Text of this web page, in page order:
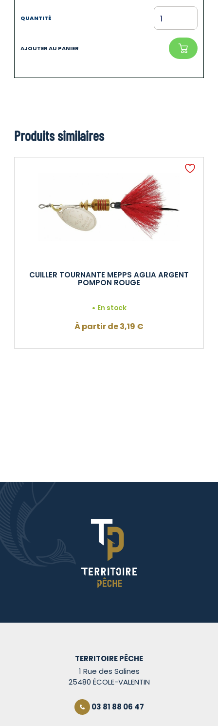
Produits similaires
CUILLER TOURNANTE MEPPS AGLIA ARGENT
POMPON ROUGE
En stock
À partir de3,19 €
TERRITOIRE PÊCHE
1 Rue des Salines
25480 ÉCOLE-VALENTIN
03 81 88 06 47